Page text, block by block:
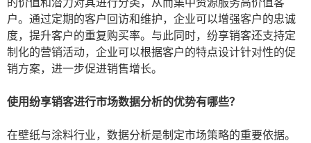
户。通过定期的客户回访和维护，企业可以增强客户的忠诚
度，提升客户的重复购买率。与此同时，纷享销客还支持定
制化的营销活动，企业可以根据客户的特点设计针对性的促
销方案，进一步促进销售增长。
使用纷享销客进行市场数据分析的优势有哪些？
在壁纸与涂料行业，数据分析是制定市场策略的重要依据。